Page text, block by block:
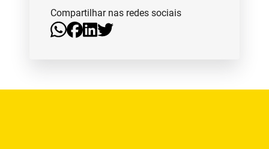
Compartilhar nas redes sociais